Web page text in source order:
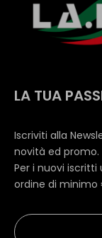
LA TUA
Iscriviti alla
novità ed promo.
Per i nuovi iscritti
ordine di minimo